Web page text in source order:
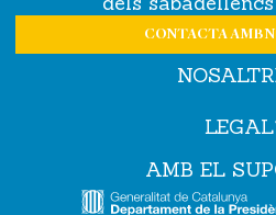
CONTACTA AMB
LEGAL
AMB EL